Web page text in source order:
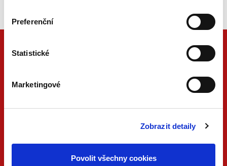
Preferenční
Statistické
Marketingové
Zobrazit detaily
Povolit všechny cookies
PDF
VERZE